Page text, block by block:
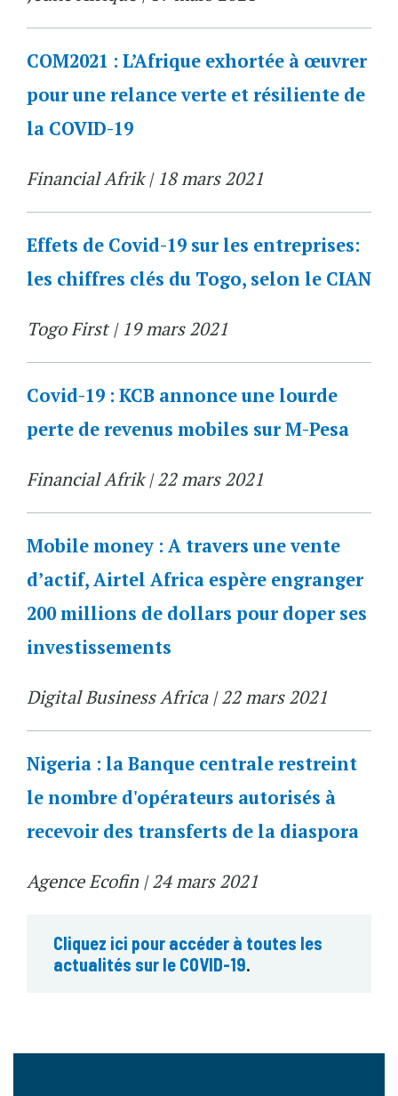
COM2021 : L’Afrique exhortée à œuvrer
pour une relance verte et résiliente de
la COVID-19
Financial Afrik | 18 mars 2021
Effets de Covid-19 sur les entreprises:
les chiffres clés du Togo, selon le CIAN
Togo First | 19 mars 2021
Covid-19 : KCB annonce une lourde
perte de revenus mobiles sur M-Pesa
Financial Afrik | 22 mars 2021
Mobile money : A travers une vente
d’actif, Airtel Africa espère engranger
200 millions de dollars pour doper ses
investissements
Digital Business Africa | 22 mars 2021
Nigeria : la Banque centrale restreint
le nombre d'opérateurs autorisés à
recevoir des transferts de la diaspora
Agence Ecofin | 24 mars 2021
Cliquez ici pour accéder à toutes les
actualités sur le COVID-19.